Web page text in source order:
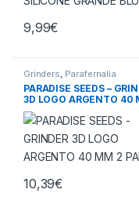
9,99€
Grinders Parafernalia
PARADISE SEEDS –
3D LOGO ARGENTO 40
PARTI
10,39€